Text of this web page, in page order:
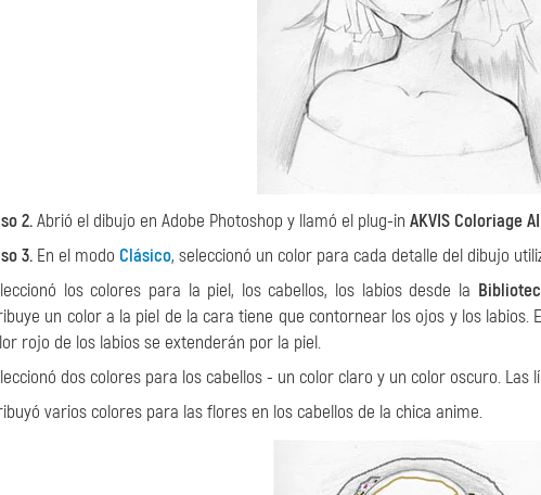
2.Abrió el dibujo en Adobe Photoshop y llamó el plug-in AKVIS Coloriage AI
3. En el modo Clásico, seleccionó un color para cada detalle del dibujo
los colores para la piel, los cabellos, los labios desde la
un color a la piel de la cara tiene que contornear los ojos y los labios.
rojo de los labios se extenderán por la piel.
dos colores para los cabellos - un color claro y un color oscuro. Las
varios colores para las flores en los cabellos de la chica anime.